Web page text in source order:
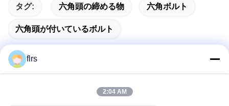
タグ: 六角頭の締める物 六角ボルト
六角頭が付いているボルト
flrs
2:04 AM